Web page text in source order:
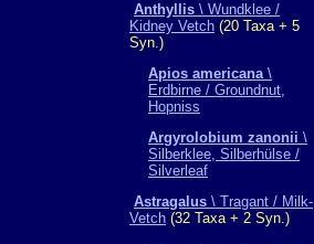
Anthyllis \ Wundklee /
Kidney Vetch (20 Taxa + 5
Syn.)
Apios americana\
Erdbirne / Groundnut,
Hopniss
Argyrolobium zanonii \
Silberklee, Silberhülse /
Silverleaf
Astragalus \ Tragant / Milk-
Vetch (32 Taxa + 2 Syn.)